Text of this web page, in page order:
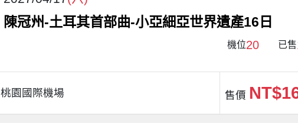
陳冠州-土耳其首部曲-小亞細亞世界遺產16日
機位20 已售
桃園國際機場 售價